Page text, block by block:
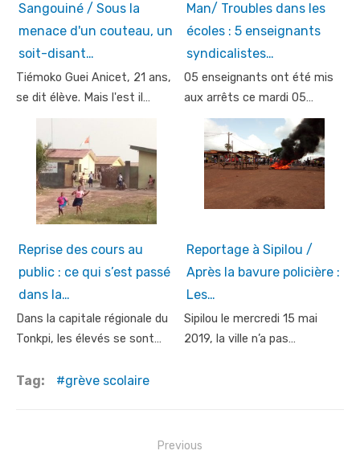
Sangouiné / Sous la
menace d'un couteau, un
soit-disant…
Tiémoko Guei Anicet, 21 ans,
se dit élève. Mais l'est il…
Man/ Troubles dans les
écoles : 5 enseignants
syndicalistes…
05 enseignants ont été mis
aux arrêts ce mardi 05…
Reprise des cours au
public : ce qui s’est passé
dans la…
Dans la capitale régionale du
Tonkpi, les élevés se sont…
Reportage à Sipilou /
Après la bavure policière :
Les…
Sipilou le mercredi 15 mai
2019, la ville n’a pas…
Tag: grève scolaire
Previous